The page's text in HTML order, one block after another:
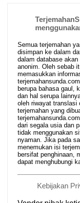
Semua terjemahan
disimpan ke dalam
dalam database
anonim. Oleh sebab
memasukkan
berupa bahasa gaul,
dan hal serupa
oleh riwayat translasi
terjemahan yang
dari segala usia dan
tidak menggunakan
nyaman. Jika pada
menemukan isi
bersifat penghinaan,
dapat menghubungi
Kebijakan